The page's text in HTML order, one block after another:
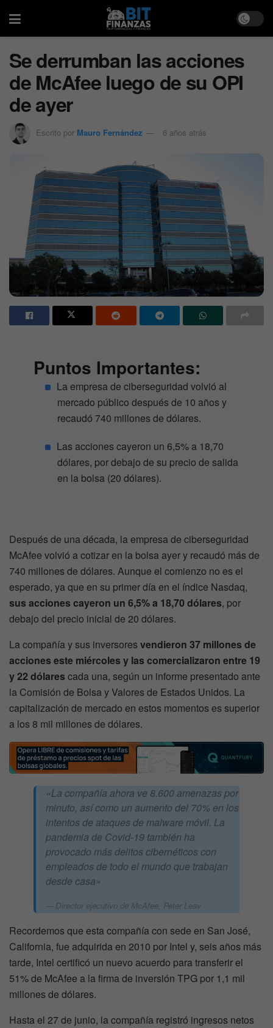
Se derrumban las acciones
de McAfee luego de su OPI
de ayer
Escrito por Mauro Fernández 6 años atrás
Puntos Importantes:
La empresa de ciberseguridad volvió al
mercado público después de 10 años y
recaudó 740 millones de dólares.
Las acciones cayeron un 6,5% a 18,70
dólares, por debajo de su precio de salida
en la bolsa (20 dólares).
Después de una década, la empresa de ciberseguridad
McAfee volvió a cotizar en la bolsa ayer y recaudó más de
740 millones de dólares. Aunque el comienzo no es el
esperado, ya que en su primer día en el índice Nasdaq,
sus acciones cayeron un 6,5% a 18,70 dólares, por
debajo del precio inicial de 20 dólares.
La compañía y sus inversoresvendieron 37 millones de
acciones este miércoles y las comercializaron entre 19
y 22 dólares cada una, según un informe presentado ante
la Comisión de Bolsa y Valores de Estados Unidos. La
capitalización de mercado en estos momentos es superior
a los 8 mil millones de dólares.
«La compañía ahora ve 8.600 amenazas por
minuto, así como un aumento del 70% en los
intentos de ataques de malware móvil. La
pandemia de Covid-19 también ha
provocado más delitos cibernéticos con
empleados de todo el mundo que trabajan
desde casa»
Director ejecutivo de McAfee, Peter Leav
Recordemos que esta compañía con sede en San José,
California, fue adquirida en 2010 por Intel y, seis años más
tarde, Intel certificó un nuevo acuerdo para transferir el
51% de McAfee a la firma de inversión TPG por 1,1 mil
millones de dólares.
Hasta el 27 de junio, la compañía registró ingresos netos